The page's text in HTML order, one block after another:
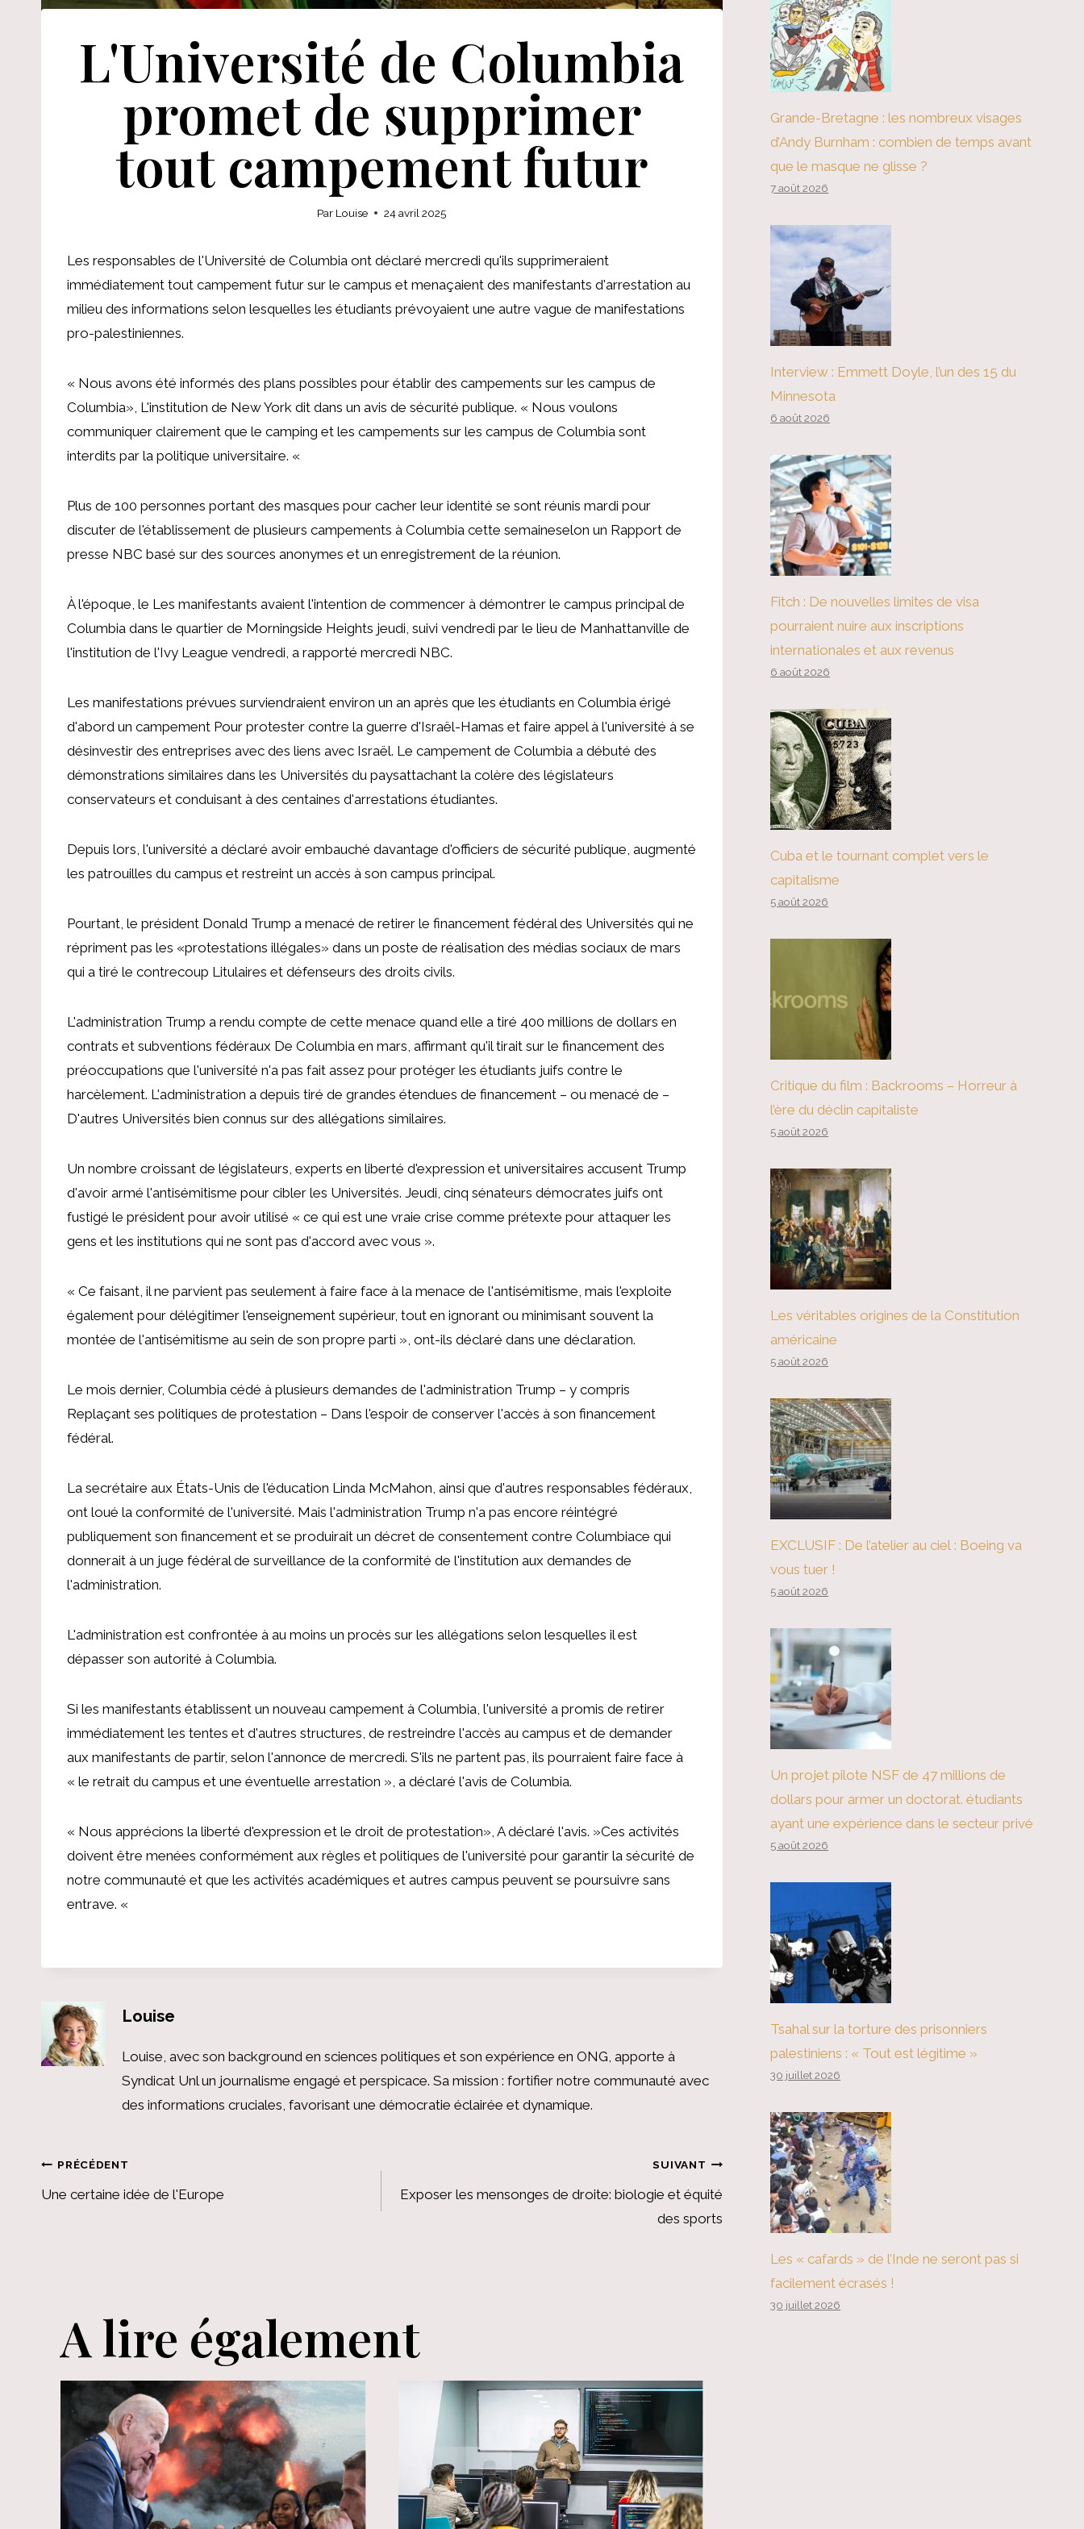
L'Université de Columbia
promet de supprimer
tout campement futur
Par Louise 24 avril 2025
Les responsables de l'Université de Columbia ont déclaré mercredi qu'ils supprimeraient
immédiatement tout campement futur sur le campus et menaçaient des manifestants d'arrestation au
milieu des informations selon lesquelles les étudiants prévoyaient une autre vague de manifestations
pro-palestiniennes.
« Nous avons été informés des plans possibles pour établir des campements sur les campus de
Columbia», L'institution de New York dit dans un avis de sécurité publique. « Nous voulons
communiquer clairement que le camping et les campements sur les campus de Columbia sont
interdits par la politique universitaire. «
Plus de 100 personnes portant des masques pour cacher leur identité se sont réunis mardi pour
discuter de l'établissement de plusieurs campements à Columbia cette semaineselon un Rapport de
presse NBC basé sur des sources anonymes et un enregistrement de la réunion.
À l'époque, le Les manifestants avaient l'intention de commencer à démontrer le campus principal de
Columbia dans le quartier de Morningside Heights jeudi, suivi vendredi par le lieu de Manhattanville de
l'institution de l'Ivy League vendredi, a rapporté mercredi NBC.
Les manifestations prévues surviendraient environ un an après que les étudiants en Columbia érigé
d'abord un campement Pour protester contre la guerre d'Israël-Hamas et faire appel à l'université à se
désinvestir des entreprises avec des liens avec Israël. Le campement de Columbia a débuté des
démonstrations similaires dans les Universités du paysattachant la colère des législateurs
conservateurs et conduisant à des centaines d'arrestations étudiantes.
Depuis lors, l'université a déclaré avoir embauché davantage d'officiers de sécurité publique, augmenté
les patrouilles du campus et restreint un accès à son campus principal.
Pourtant, le président Donald Trump a menacé de retirer le financement fédéral des Universités qui ne
répriment pas les «protestations illégales» dans un poste de réalisation des médias sociaux de mars
qui a tiré le contrecoup Litulaires et défenseurs des droits civils.
L'administration Trump a rendu compte de cette menace quand elle a tiré 400 millions de dollars en
contrats et subventions fédéraux De Columbia en mars, affirmant qu'il tirait sur le financement des
préoccupations que l'université n'a pas fait assez pour protéger les étudiants juifs contre le
harcèlement. L'administration a depuis tiré de grandes étendues de financement – ou menacé de –
D'autres Universités bien connus sur des allégations similaires.
Un nombre croissant de législateurs, experts en liberté d'expression et universitaires accusent Trump
d'avoir armé l'antisémitisme pour cibler les Universités. Jeudi, cinq sénateurs démocrates juifs ont
fustigé le président pour avoir utilisé « ce qui est une vraie crise comme prétexte pour attaquer les
gens et les institutions qui ne sont pas d'accord avec vous ».
« Ce faisant, il ne parvient pas seulement à faire face à la menace de l'antisémitisme, mais l'exploite
également pour délégitimer l'enseignement supérieur, tout en ignorant ou minimisant souvent la
montée de l'antisémitisme au sein de son propre parti », ont-ils déclaré dans une déclaration.
Le mois dernier, Columbia cédé à plusieurs demandes de l'administration Trump – y compris
Replaçant ses politiques de protestation – Dans l'espoir de conserver l'accès à son financement
fédéral.
La secrétaire aux États-Unis de l'éducation Linda McMahon, ainsi que d'autres responsables fédéraux,
ont loué la conformité de l'université. Mais l'administration Trump n'a pas encore réintégré
publiquement son financement et se produirait un décret de consentement contre Columbiace qui
donnerait à un juge fédéral de surveillance de la conformité de l'institution aux demandes de
l'administration.
L'administration est confrontée à au moins un procès sur les allégations selon lesquelles il est
dépasser son autorité à Columbia.
Si les manifestants établissent un nouveau campement à Columbia, l'université a promis de retirer
immédiatement les tentes et d'autres structures, de restreindre l'accès au campus et de demander
aux manifestants de partir, selon l'annonce de mercredi. S'ils ne partent pas, ils pourraient faire face à
« le retrait du campus et une éventuelle arrestation », a déclaré l'avis de Columbia.
« Nous apprécions la liberté d'expression et le droit de protestation», A déclaré l'avis. »Ces activités
doivent être menées conformément aux règles et politiques de l'université pour garantir la sécurité de
notre communauté et que les activités académiques et autres campus peuvent se poursuivre sans
entrave. «
Louise
Louise, avec son background en sciences politiques et son expérience en ONG, apporte à
Syndicat Unl un journalisme engagé et perspicace. Sa mission : fortifier notre communauté avec
des informations cruciales, favorisant une démocratie éclairée et dynamique.
Navigation
PRÉCÉDENT
Une certaine idée de l'Europe
SUIVANT
Exposer les mensonges de droite: biologie et équité
des sports
A lire également
Grande-Bretagne : les nombreux visages
d’Andy Burnham : combien de temps avant
que le masque ne glisse ?
7 août 2026
Interview : Emmett Doyle, l’un des 15 du
Minnesota
6 août 2026
Fitch : De nouvelles limites de visa
pourraient nuire aux inscriptions
internationales et aux revenus
6 août 2026
Cuba et le tournant complet vers le
capitalisme
5 août 2026
Critique du film : Backrooms – Horreur à
l’ère du déclin capitaliste
5 août 2026
Les véritables origines de la Constitution
américaine
5 août 2026
EXCLUSIF : De l’atelier au ciel : Boeing va
vous tuer !
5 août 2026
Un projet pilote NSF de 47 millions de
dollars pour armer un doctorat. étudiants
ayant une expérience dans le secteur privé
5 août 2026
Tsahal sur la torture des prisonniers
palestiniens : « Tout est légitime »
30 juillet 2026
Les « cafards » de l’Inde ne seront pas si
facilement écrasés !
30 juillet 2026